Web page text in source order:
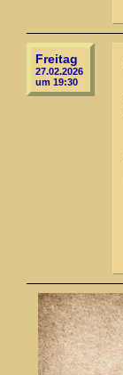
Freitag
27.02.2026
um 19:30